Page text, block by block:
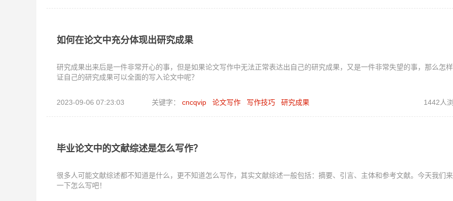
如何在论文中充分体现出研究成果
研究成果出来后是一件非常开心的事，但是如果论文写作中无法正常表达出自己的研究成果，又是一件非常失望的事，那么怎
证自己的研究成果可以全面的写入论文中呢？
2023-09-06 07:23:03 关键字： cncqvip 论文写作 写作技巧 研究成果 1442人
毕业论文中的文献综述是怎么写作？
很多人可能文献综述都不知道是什么，更不知道怎么写作，其实文献综述一般包括：摘要、引言、主体和参考文献。今天我们
一下怎么写吧！